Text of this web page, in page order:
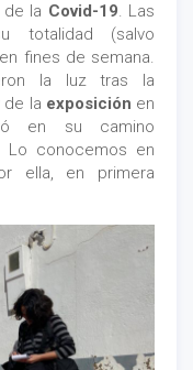
la Covid-19. Las
totalidad (salvo
fines de semana.
la luz tras la
de la exposición en
en su camino
conocemos en
ella, en primera